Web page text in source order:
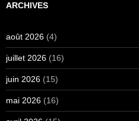
ARCHIVES
août 2026 (4)
juillet 2026 (16)
juin 2026 (15)
mai 2026 (16)